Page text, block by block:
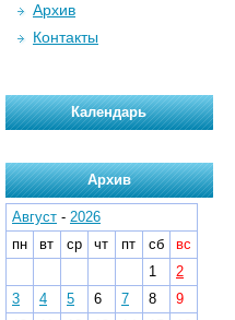
Архив
Контакты
Календарь
Архив
Август - 2026
пн
вт ср чт пт сб
вс
1
2
3
4 5 6 7 8
9